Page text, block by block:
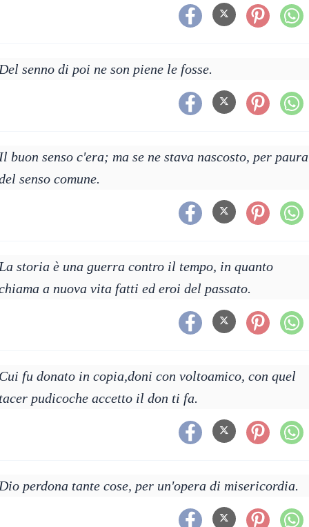
senno di poi ne son piene le fosse.
buon senso c'era; ma se ne stava nascosto, per paura
senso comune.
storia è una guerra contro il tempo, in quanto
a nuova vita fatti ed eroi del passato.
fu donato in copia,doni con voltoamico, con quel
pudicoche accetto il don ti fa.
perdona tante cose, per un'opera di misericordia.